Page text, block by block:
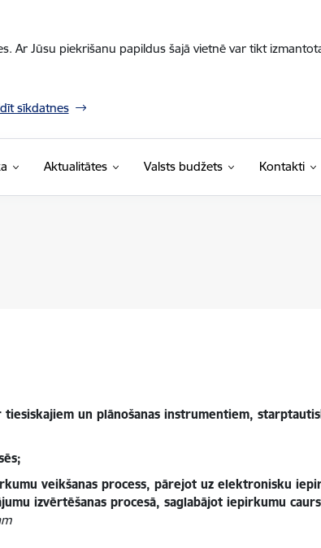
Ar Jūsu piekrišanu papildus šajā vietnē var tikt
sīkdatnes
Aktualitātes Valsts budžets Kontakti
un plānošanas instrumentiem,
veikšanas process, pārejot uz elektronisku
izvērtēšanas procesā, saglabājot iepirkumu